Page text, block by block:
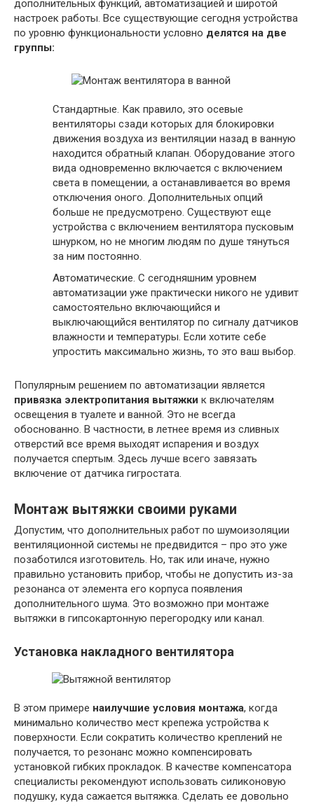
дополнительных функций, автоматизацией и широтой
настроек работы. Все существующие сегодня устройства
по уровню функциональности условно делятся на две
группы:
Стандартные. Как правило, это осевые
вентиляторы сзади которых для блокировки
движения воздуха из вентиляции назад в ванную
находится обратный клапан. Оборудование этого
вида одновременно включается с включением
света в помещении, а останавливается во время
отключения оного. Дополнительных опций
больше не предусмотрено. Существуют еще
устройства с включением вентилятора пусковым
шнурком, но не многим людям по душе тянуться
за ним постоянно.
Автоматические. С сегодняшним уровнем
автоматизации уже практически никого не удивит
самостоятельно включающийся и
выключающийся вентилятор по сигналу датчиков
влажности и температуры. Если хотите себе
упростить максимально жизнь, то это ваш выбор.
Популярным решением по автоматизации является
привязка электропитания вытяжки к включателям
освещения в туалете и ванной. Это не всегда
обоснованно. В частности, в летнее время из сливных
отверстий все время выходят испарения и воздух
получается спертым. Здесь лучше всего завязать
включение от датчика гигростата.
Монтаж вытяжки своими руками
Допустим, что дополнительных работ по шумоизоляции
вентиляционной системы не предвидится – про это уже
позаботился изготовитель. Но, так или иначе, нужно
правильно установить прибор, чтобы не допустить из-за
резонанса от элемента его корпуса появления
дополнительного шума. Это возможно при монтаже
вытяжки в гипсокартонную перегородку или канал.
Установка накладного вентилятора
В этом примере наилучшие условия монтажа, когда
минимально количество мест крепежа устройства к
поверхности. Если сократить количество креплений не
получается, то резонанс можно компенсировать
установкой гибких прокладок. В качестве компенсатора
специалисты рекомендуют использовать силиконовую
подушку, куда сажается вытяжка. Сделать ее довольно